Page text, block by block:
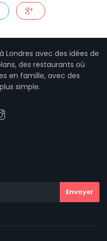
Londres avec des idées de
des restaurants où
en famille, avec des
simple.